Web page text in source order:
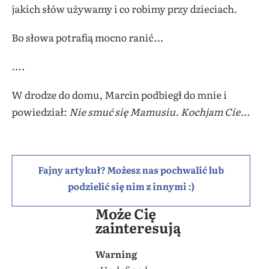
jakich słów używamy i co robimy przy dzieciach.
Bo słowa potrafią mocno ranić…
….
W drodze do domu, Marcin podbiegł do mnie i
powiedział: Nie smuć się Mamusiu. Kochjam Cie…
Fajny artykuł? Możesz nas pochwalić lub
podzielić się nim z innymi :)
Może Cię
zainteresują
Warning